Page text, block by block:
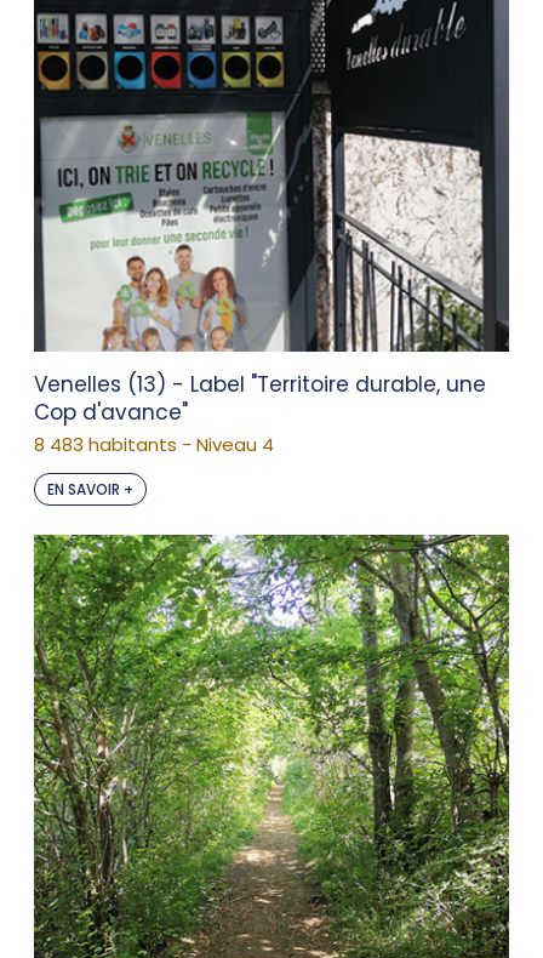
Venelles (13) - Label "Territoire durable, une
Cop d'avance"
8 483 habitants - Niveau 4
EN SAVOIR +